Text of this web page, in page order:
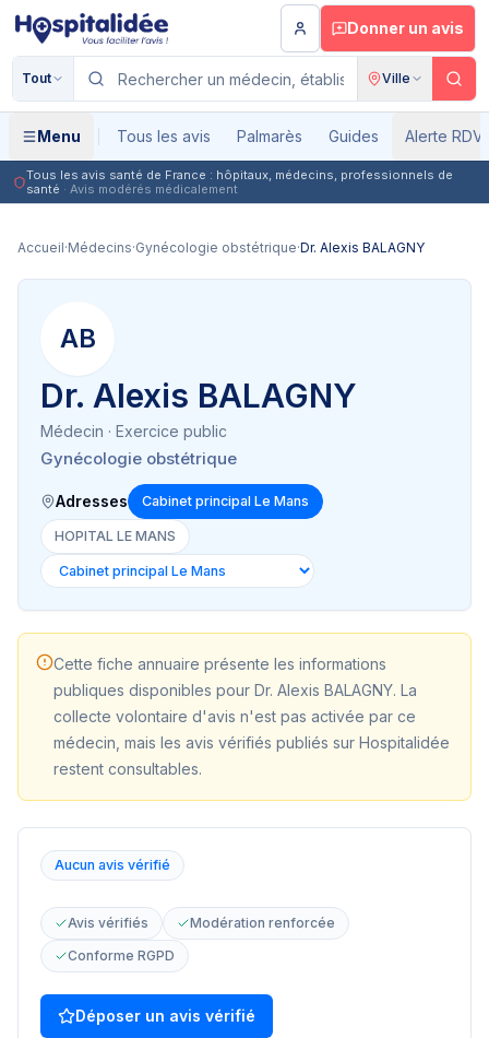
Aller au contenu principal
Donner un avis
Tout Ville
Menu Tous les avis Palmarès Guides Alerte RDV
Tous les avis santé de France : hôpitaux, médecins, professionnels de
santé · Avis modérés médicalement
Accueil·Médecins·Gynécologie obstétrique·Dr. Alexis BALAGNY
AB
Dr. Alexis BALAGNY
Médecin · Exercice public
Gynécologie obstétrique
Adresses Cabinet principal Le Mans
HOPITAL LE MANS
Cette fiche annuaire présente les informations
publiques disponibles pour Dr. Alexis BALAGNY. La
collecte volontaire d'avis n'est pas activée par ce
médecin, mais les avis vérifiés publiés sur Hospitalidée
restent consultables.
Aucun avis vérifié
Avis vérifiés
Modération renforcée
Conforme RGPD
Déposer un avis vérifié